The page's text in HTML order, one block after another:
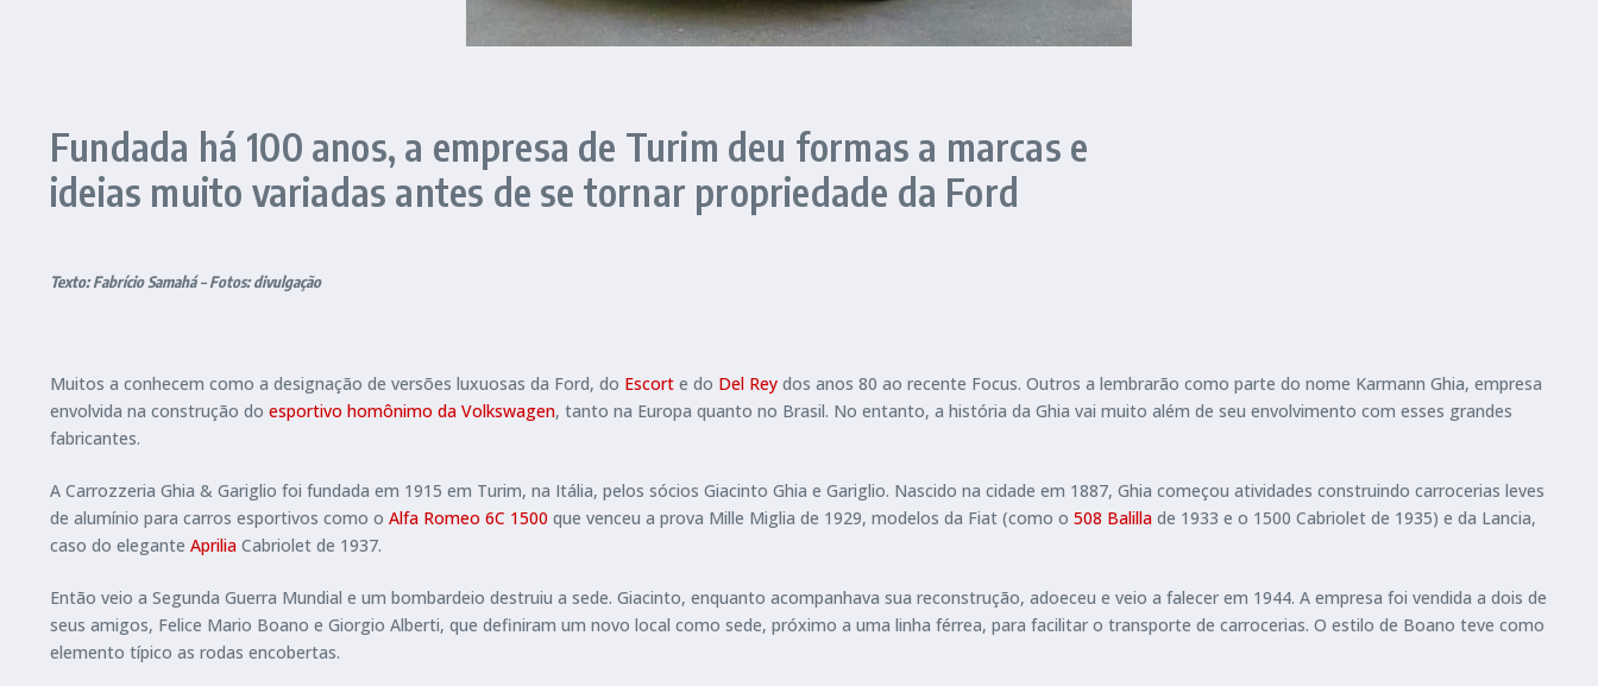
Fundada há 100 anos, a empresa de Turim deu formas a marcas e
ideias muito variadas antes de se tornar propriedade da Ford
Texto: Fabrício Samahá – Fotos: divulgação
Muitos a conhecem como a designação de versões luxuosas da Ford, do Escort e do Del Rey dos anos 80 ao recente Focus. Outros a lembrarão como parte do nome Karmann Ghia, empresa
envolvida na construção do esportivo homônimo da Volkswagen, tanto na Europa quanto no Brasil. No entanto, a história da Ghia vai muito além de seu envolvimento com esses grandes
fabricantes.
A Carrozzeria Ghia & Gariglio foi fundada em 1915 em Turim, na Itália, pelos sócios Giacinto Ghia e Gariglio. Nascido na cidade em 1887, Ghia começou atividades construindo carrocerias leves
de alumínio para carros esportivos como o Alfa Romeo 6C 1500 que venceu a prova Mille Miglia de 1929, modelos da Fiat (como o 508 Balilla de 1933 e o 1500 Cabriolet de 1935) e da Lancia,
caso do elegante Aprilia Cabriolet de 1937.
Então veio a Segunda Guerra Mundial e um bombardeio destruiu a sede. Giacinto, enquanto acompanhava sua reconstrução, adoeceu e veio a falecer em 1944. A empresa foi vendida a dois de
seus amigos, Felice Mario Boano e Giorgio Alberti, que definiram um novo local como sede, próximo a uma linha férrea, para facilitar o transporte de carrocerias. O estilo de Boano teve como
elemento típico as rodas encobertas.